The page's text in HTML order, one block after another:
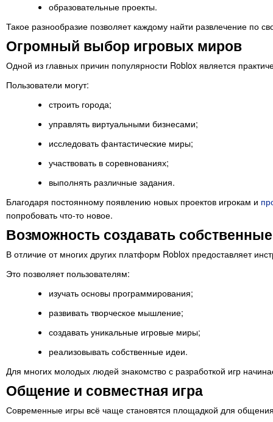
образовательные проекты.
Такое разнообразие позволяет каждому найти развлечение по
Огромный выбор игровых миров
Одной из главных причин популярности Roblox является
Пользователи могут:
строить города;
управлять виртуальными бизнесами;
исследовать фантастические миры;
участвовать в соревнованиях;
выполнять различные задания.
Благодаря постоянному появлению новых проектов игрокам и
попробовать что-то новое.
Возможность создавать
В отличие от многих других платформ Roblox предоставляет
Это позволяет пользователям:
изучать основы программирования;
развивать творческое мышление;
создавать уникальные игровые миры;
реализовывать собственные идеи.
Для многих молодых людей знакомство с разработкой игр
Общение и совместная игра
Современные игры всё чаще становятся площадкой для